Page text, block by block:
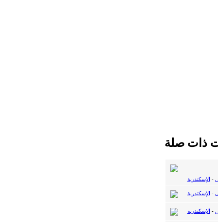
ذات صلة
- الإسكندرية
- الإسكندرية
- الإسكندرية